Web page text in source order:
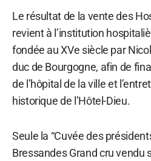
Le résultat de la vente des
revient à l’institution
fondée au XVe siècle par
duc de Bourgogne, afin de
de l’hôpital de la ville et
historique de l’Hôtel-Dieu.
Seule la “Cuvée des
Bressandes Grand cru vendu